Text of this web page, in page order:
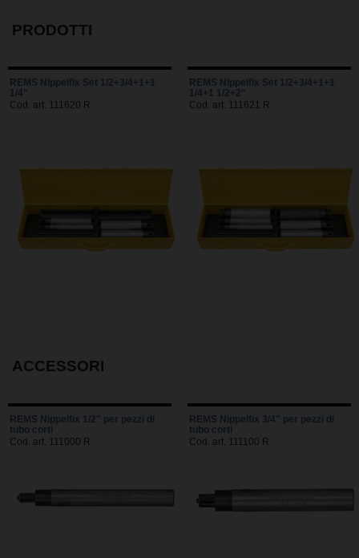
PRODOTTI
REMS Nippelfix Set 1/2+3/4+1+1
1/4"
Cod. art. 111620 R
REMS Nippelfix Set 1/2+3/4+1+1
1/4+1 1/2+2"
Cod. art. 111621 R
ACCESSORI
REMS Nippelfix 1/2" per pezzi di
tubo corti
Cod. art. 111000 R
REMS Nippelfix 3/4" per pezzi di
tubo corti
Cod. art. 111100 R